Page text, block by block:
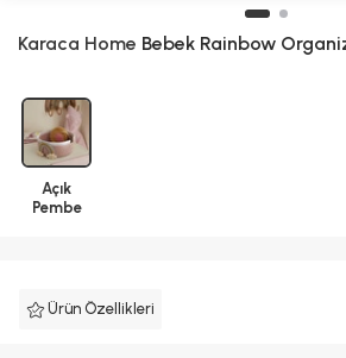
Karaca Home Bebek Rainbow
Açık
Pembe
Ürün Özellikleri